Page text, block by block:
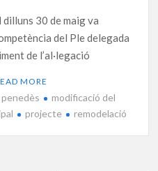
30 de maig va
del Ple delegada
de l’al·legació
MORE
penedès
modificació del
projecte remodelació